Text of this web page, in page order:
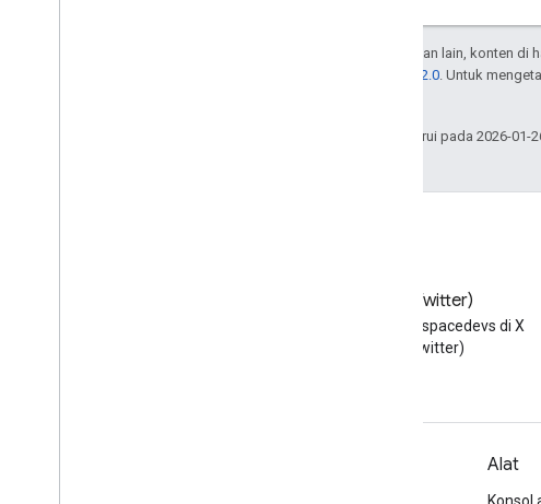
Kecuali dinyatakan lain, konten di
Lisensi Apache 2.0 . Untuk
Terakhir diperbarui pada 2026-01-
X (Twitter)
Ikuti @workspacedevs di X
(Twitter)
Alat